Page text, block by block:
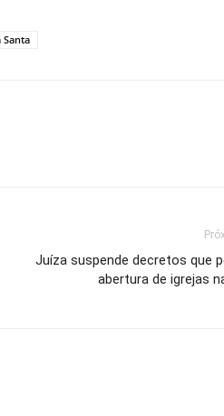
Santa
Juíza suspende decretos que
abertura de igrejas